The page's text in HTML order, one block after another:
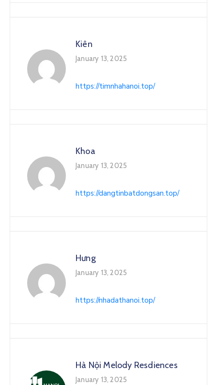
Kiên
January 13, 2025
https://timnhahanoi.top/
Khoa
January 13, 2025
https://dangtinbatdongsan.top/
Hưng
January 13, 2025
https://nhadathanoi.top/
Hà Nội Melody Resdiences
January 13, 2025